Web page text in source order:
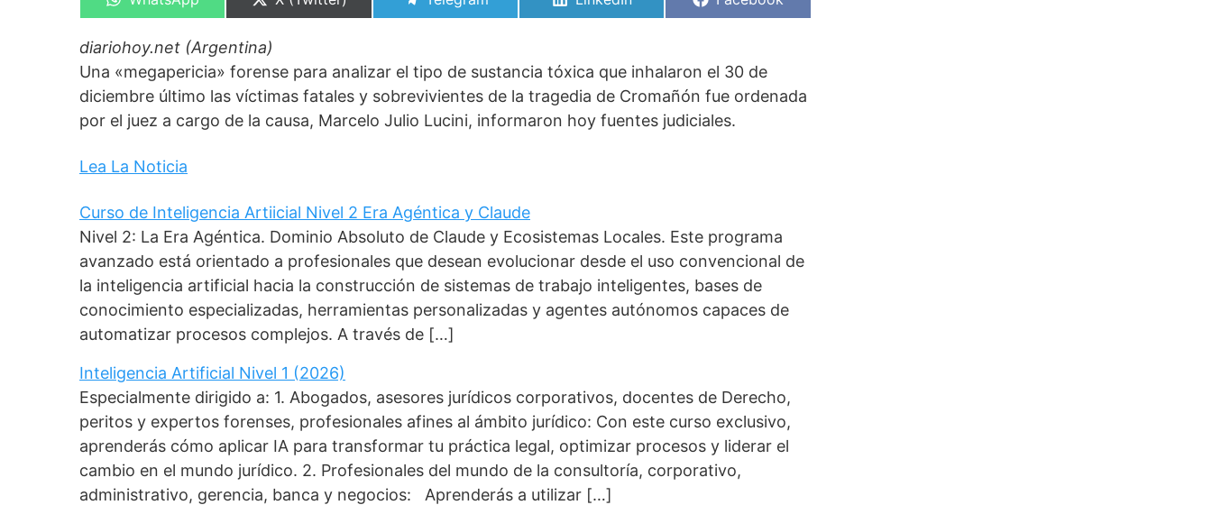
diariohoy.net (Argentina)
Una «megapericia» forense para analizar el tipo de sustancia tóxica que inhalaron el 30 de
diciembre último las víctimas fatales y sobrevivientes de la tragedia de Cromañón fue ordenada
por el juez a cargo de la causa, Marcelo Julio Lucini, informaron hoy fuentes judiciales.
Lea La Noticia
Curso de Inteligencia Artiicial Nivel 2 Era Agéntica y Claude
Nivel 2: La Era Agéntica. Dominio Absoluto de Claude y Ecosistemas Locales. Este programa
avanzado está orientado a profesionales que desean evolucionar desde el uso convencional de
la inteligencia artificial hacia la construcción de sistemas de trabajo inteligentes, bases de
conocimiento especializadas, herramientas personalizadas y agentes autónomos capaces de
automatizar procesos complejos. A través de […]
Inteligencia Artificial Nivel 1 (2026)
Especialmente dirigido a: 1. Abogados, asesores jurídicos corporativos, docentes de Derecho,
peritos y expertos forenses, profesionales afines al ámbito jurídico: Con este curso exclusivo,
aprenderás cómo aplicar IA para transformar tu práctica legal, optimizar procesos y liderar el
cambio en el mundo jurídico. 2. Profesionales del mundo de la consultoría, corporativo,
administrativo, gerencia, banca y negocios: Aprenderás a utilizar […]